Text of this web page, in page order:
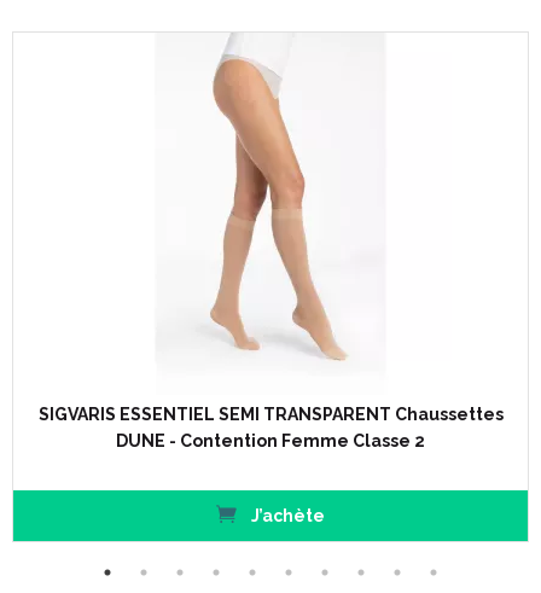
SIGVARIS ESSENTIEL SEMI TRANSPARENT Chaussettes
DUNE - Contention Femme Classe 2
J’achète